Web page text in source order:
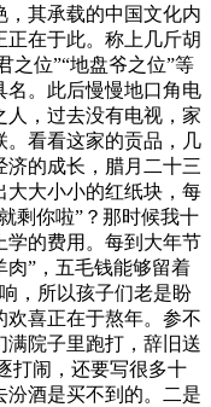
，其承载的中国文化内
在于此。称上几斤胡
之位”“地盘爷之位”等
名。此后慢慢地口角电
，过去没有电视，家
。看看这家的贡品，几
的成长，腊月二十三
大大小小的红纸块，每
剩你啦”？那时候我十
学的费用。每到大年节
肉”，五毛钱能够留着
，所以孩子们老是盼
喜正在于熬年。参不
满院子里跑打，辞旧送
打闹，还要写很多十
汾酒是买不到的。二是